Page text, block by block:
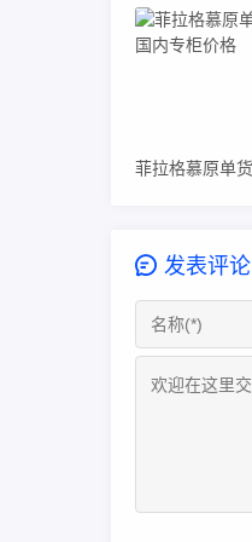
发表评论